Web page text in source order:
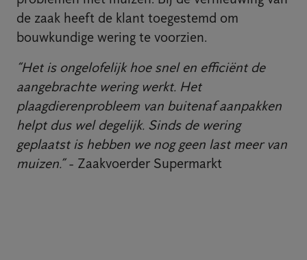
de zaak heeft de klant toegestemd om
bouwkundige wering te voorzien.
“Het is ongelofelijk hoe snel en efficiënt de
aangebrachte wering werkt. Het
plaagdierenprobleem van buitenaf aanpakken
helpt dus wel degelijk. Sinds de wering
geplaatst is hebben we nog geen last meer van
muizen.”- Zaakvoerder Supermarkt